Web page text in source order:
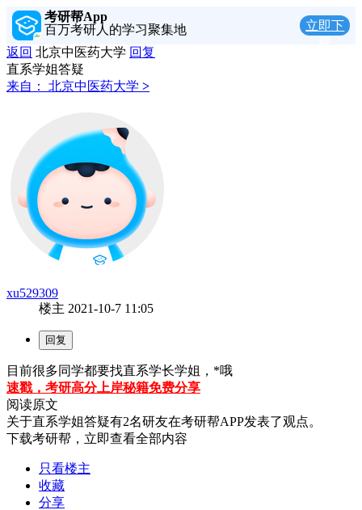
考研帮App
百万考研人的学习聚集地
立即下
返回 北京中医药大学 回复
直系学姐答疑
来自：
北京中医药大学 >
xu529309
楼主 2021-10-7 11:05
目前很多同学都要找直系学长学姐，*哦
速戳，考研高分上岸秘籍免费分享
阅读原文
关于直系学姐答疑有2名研友在考研帮APP发表了观点。
下载考研帮，立即查看全部内容
只看楼主
收藏
分享